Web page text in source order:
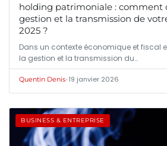
holding patrimoniale : comment
gestion et la transmission de
2025 ?
Dans un contexte économique et fiscal
la gestion et la transmission du…
Quentin Denis•19 janvier 2026
BUSINESS & ENTREPRISE